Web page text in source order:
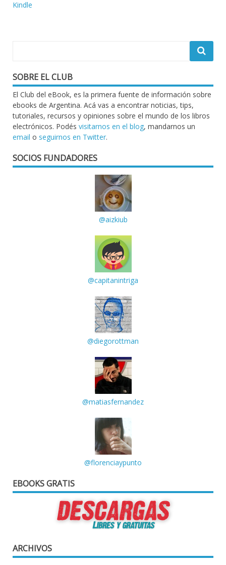
Kindle
SOBRE EL CLUB
El Club del eBook, es la primera fuente de información sobre
ebooks de Argentina. Acá vas a encontrar noticias, tips,
tutoriales, recursos y opiniones sobre el mundo de los libros
electrónicos. Podés visitarnos en el blog, mandarnos un
email o seguirnos en Twitter.
SOCIOS FUNDADORES
@aizkiub
@capitanintriga
@diegorottman
@matiasfernandez
@florenciaypunto
EBOOKS GRATIS
ARCHIVOS